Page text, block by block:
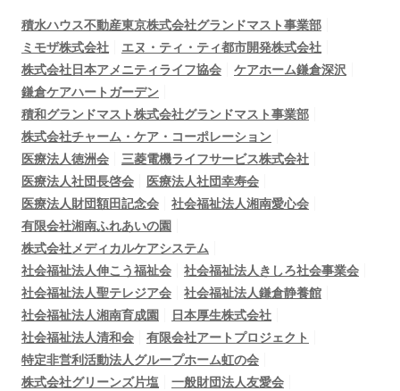
積水ハウス不動産東京株式会社グランドマスト事業部
ミモザ株式会社
エヌ・ティ・ティ都市開発株式会社
株式会社日本アメニティライフ協会
ケアホーム鎌倉深沢
鎌倉ケアハートガーデン
積和グランドマスト株式会社グランドマスト事業部
株式会社チャーム・ケア・コーポレーション
医療法人徳洲会
三菱電機ライフサービス株式会社
医療法人社団長啓会
医療法人社団幸寿会
医療法人財団額田記念会
社会福祉法人湘南愛心会
有限会社湘南ふれあいの園
株式会社メディカルケアシステム
社会福祉法人伸こう福祉会
社会福祉法人きしろ社会事業会
社会福祉法人聖テレジア会
社会福祉法人鎌倉静養館
社会福祉法人湘南育成園
日本厚生株式会社
社会福祉法人清和会
有限会社アートプロジェクト
特定非営利活動法人グループホーム虹の会
株式会社グリーンズ片塩
一般財団法人友愛会